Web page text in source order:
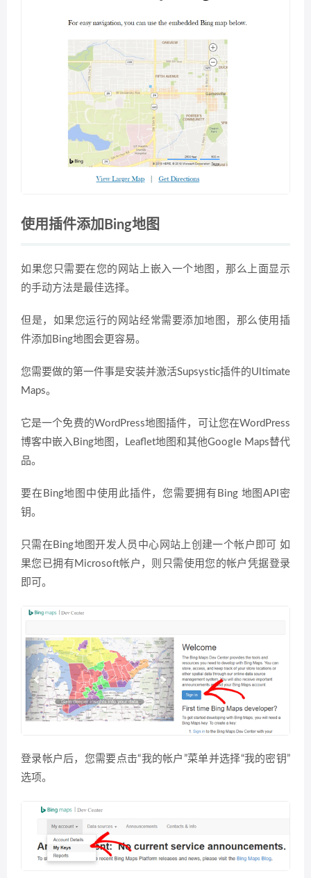
使用插件添加Bing地图
如果您只需要在您的网站上嵌入一个地图，那么上面显示
的手动方法是最佳选择。
但是，如果您运行的网站经常需要添加地图，那么使用插
件添加Bing地图会更容易。
您需要做的第一件事是安装并激活Supsystic插件的Ultimate
Maps。
它是一个免费的WordPress地图插件，可让您在WordPress
博客中嵌入Bing地图，Leaflet地图和其他Google Maps替代
品。
要在Bing地图中使用此插件，您需要拥有Bing 地图API密
钥。
只需在Bing地图开发人员中心网站上创建一个帐户即可 如
果您已拥有Microsoft帐户，则只需使用您的帐户凭据登录
即可。
登录帐户后，您需要点击“我的帐户”菜单并选择“我的密钥”
选项。